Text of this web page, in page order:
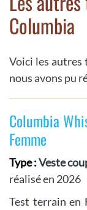
Columbia
Voici les autres
nous avons pu
Columbia
Femme
Type :Veste
réalisé en 2026
Test terrain en